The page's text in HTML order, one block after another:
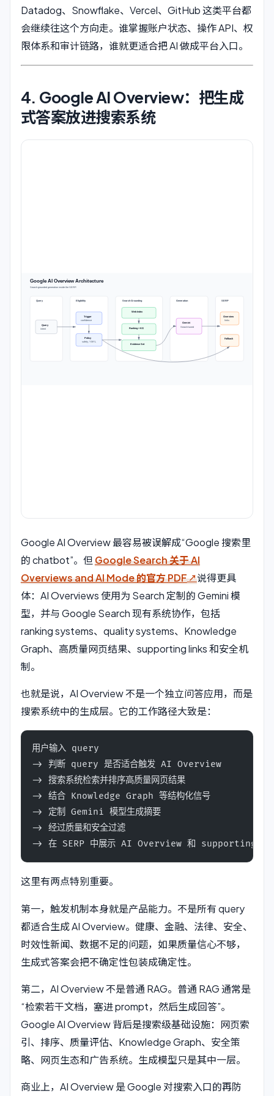
Datadog、Snowflake、Vercel、GitHub 这类平台都
会继续往这个方向走。谁掌握账户状态、操作 API、权
限体系和审计链路，谁就更适合把 AI 做成平台入口。
4. Google AI Overview：把生成
式答案放进搜索系统
Google AI Overview 最容易被误解成“Google 搜索里
的 chatbot”。但Google Search 关于 AI
Overviews and AI Mode 的官方 PDF
说得更具
体：AI Overviews 使用为 Search 定制的 Gemini 模
型，并与 Google Search 现有系统协作，包括
ranking systems、quality systems、Knowledge
Graph、高质量网页结果、supporting links 和安全机
制。
也就是说，AI Overview 不是一个独立问答应用，而是
搜索系统中的生成层。它的工作路径大致是：
用户输入 query
-> 判断 query 是否适合触发 AI Overview
-> 搜索系统检索并排序高质量网页结果
-> 结合 Knowledge Graph 等结构化信号
-> 定制 Gemini 模型生成摘要
-> 经过质量和安全过滤
-> 在 SERP 中展示 AI Overview 和 supporting
这里有两点特别重要。
第一，触发机制本身就是产品能力。不是所有 query
都适合生成 AI Overview。健康、金融、法律、安全、
时效性新闻、数据不足的问题，如果质量信心不够，
生成式答案会把不确定性包装成确定性。
第二，AI Overview 不是普通 RAG。普通 RAG 通常是
“检索若干文档，塞进 prompt，然后生成回答”。
Google AI Overview 背后是搜索级基础设施：网页索
引、排序、质量评估、Knowledge Graph、安全策
略、网页生态和广告系统。生成模型只是其中一层。
商业上，AI Overview 是 Google 对搜索入口的再防